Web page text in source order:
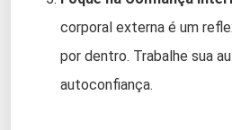
corporal externa é um
por dentro. Trabalhe sua
autoconfiança.